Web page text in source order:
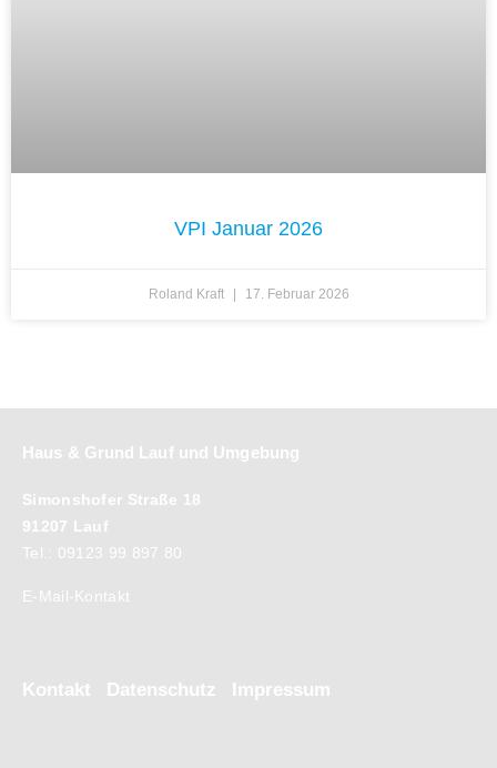
VPI Januar 2026
Roland Kraft 17. Februar 2026
Haus & Grund Lauf und Umgebung
Simonshofer Straße 18
91207 Lauf
Tel.: 09123 99 897 80
E-Mail-Kontakt
Kontakt Datenschutz Impressum